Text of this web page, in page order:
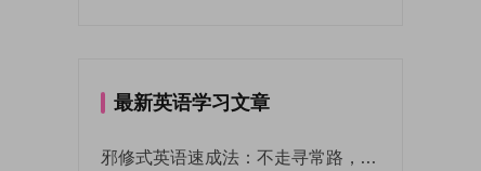
最新英语学习文章
邪修式英语速成法：不走寻常路，英语战力狂飙！